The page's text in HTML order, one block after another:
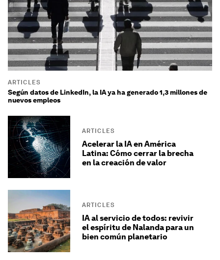
ARTICLES
Según datos de LinkedIn, la IA ya ha generado 1,3 millones de
nuevos empleos
ARTICLES
Acelerar la IA en América
Latina: Cómo cerrar la brecha
en la creación de valor
ARTICLES
IA al servicio de todos: revivir
el espíritu de Nalanda para un
bien común planetario